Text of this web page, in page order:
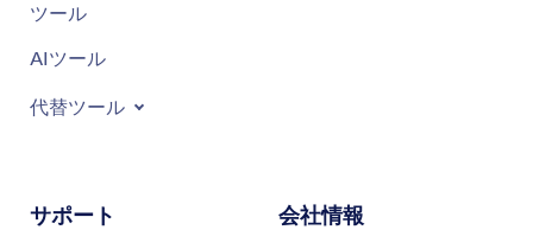
ツール
AIツール
代替ツール
サポート 会社情報